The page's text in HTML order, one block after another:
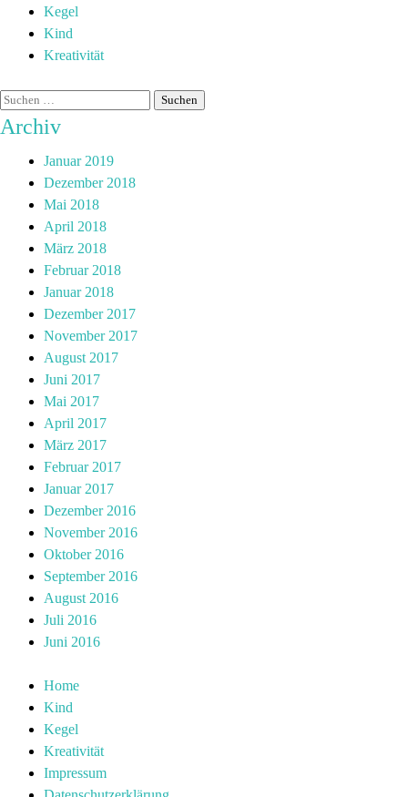
Kegel
Kind
Kreativität
Archiv
Januar 2019
Dezember 2018
Mai 2018
April 2018
März 2018
Februar 2018
Januar 2018
Dezember 2017
November 2017
August 2017
Juni 2017
Mai 2017
April 2017
März 2017
Februar 2017
Januar 2017
Dezember 2016
November 2016
Oktober 2016
September 2016
August 2016
Juli 2016
Juni 2016
Home
Kind
Kegel
Kreativität
Impressum